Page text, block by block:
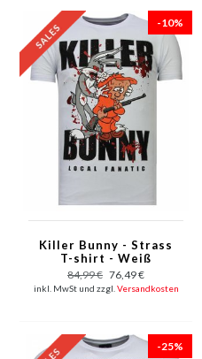
-10%
Killer Bunny - Strass
T-shirt - Weiß
84,99 € 76,49 €
inkl. MwSt und zzgl. Versandkosten
-25%